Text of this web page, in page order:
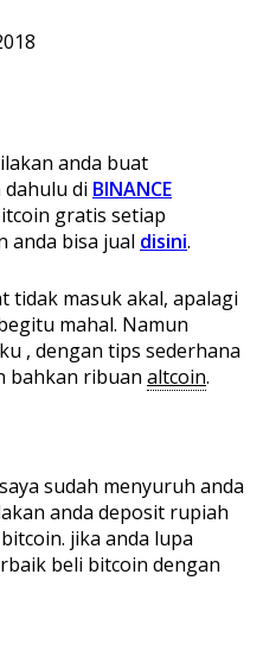
anda buat
di BINANCE
gratis setiap
anda bisa jual disini.
masuk akal, apalagi
mahal. Namun
, dengan tips sederhana
bahkan ribuan altcoin.
sudah menyuruh anda
anda deposit rupiah
jika anda lupa
beli bitcoin dengan